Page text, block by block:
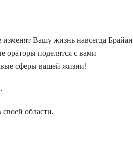
изменят Вашу жизнь навсегда Брайан
ораторы поделятся с вами
сферы вашей жизни!
области.